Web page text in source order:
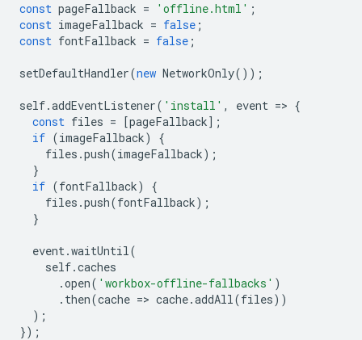
const pageFallback = 'offline.html' ;
const imageFallback = false ;
const fontFallback = false ;
setDefaultHandler(new NetworkOnly());
self.addEventListener( 'install' , event => {
const files = [pageFallback];
if (imageFallback)
{
files .push(imageFallback);
}
if (fontFallback)
{
files .push(fontFallback);
}
event.waitUntil(
self.caches
.open( 'workbox-offline-fallbacks' )
. then(cache => cache.addAll(files))
);
});